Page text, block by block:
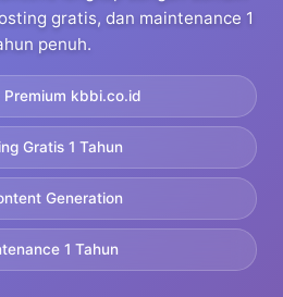
gratis, dan maintenance 1
penuh.
Premium kbbi.co.id
Gratis 1 Tahun
Generation
1 Tahun